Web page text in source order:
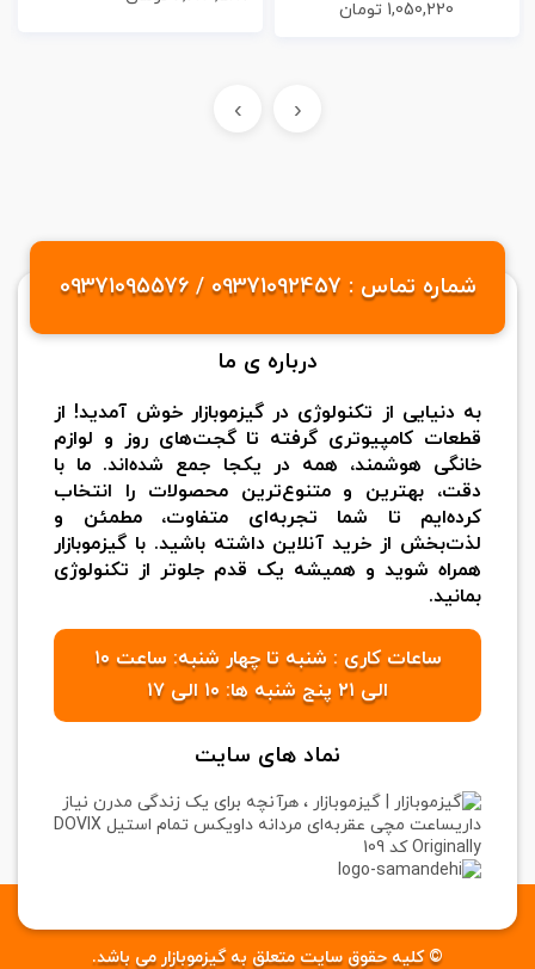
1,050,220 تومان
‹
›
شماره تماس : 09371092457 / 09371095576
درباره ی ما
به دنیایی از تکنولوژی در گیزموبازار خوش آمدید! از
قطعات کامپیوتری گرفته تا گجت‌های روز و لوازم
خانگی هوشمند، همه در یکجا جمع شده‌اند. ما با
دقت، بهترین و متنوع‌ترین محصولات را انتخاب
کرده‌ایم تا شما تجربه‌ای متفاوت، مطمئن و
لذت‌بخش از خرید آنلاین داشته باشید. با گیزموبازار
همراه شوید و همیشه یک قدم جلوتر از تکنولوژی
بمانید.
ساعات کاری : شنبه تا چهار شنبه: ساعت ۱۰
الی ۲۱ پنج شنبه ها: ۱۰ الی ۱۷
نماد های سایت
© کلیه حقوق سایت متعلق به گیزموبازار می باشد.